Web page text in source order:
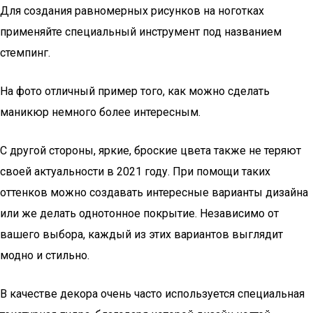
Для создания равномерных рисунков на ноготках
применяйте специальный инструмент под названием
стемпинг.
На фото отличный пример того, как можно сделать
маникюр немного более интересным.
С другой стороны, яркие, броские цвета также не теряют
своей актуальности в 2021 году. При помощи таких
оттенков можно создавать интересные варианты дизайна
или же делать однотонное покрытие. Независимо от
вашего выбора, каждый из этих вариантов выглядит
модно и стильно.
В качестве декора очень часто используется специальная